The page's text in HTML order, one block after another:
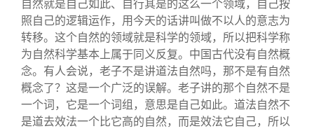
自然就是自己如此、自行其是的这么一个领域，自己按
照自己的逻辑运作，用今天的话讲叫做不以人的意志为
转移。这个自然的领域就是科学的领域，所以把科学称
为自然科学基本上属于同义反复。中国古代没有自然概
念。有人会说，老子不是讲道法自然吗，那不是有自然
概念了？这是一个广泛的误解。老子讲的那个自然不是
一个词，它是一个词组，意思是自己如此。道法自然不
是道去效法一个比它高的自然，而是效法它自己，所以